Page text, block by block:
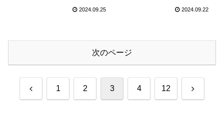
2024.09.25 2024.09.22
次のページ
前 1 2 3 4 12 次